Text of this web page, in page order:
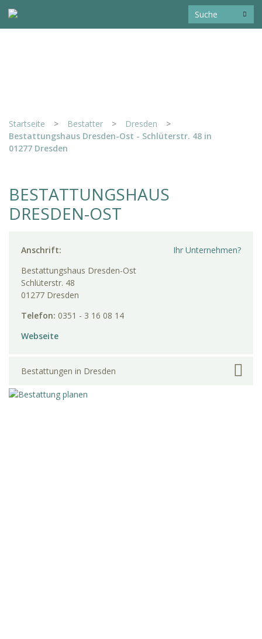
Startseite > Bestatter > Dresden
>
Bestattungshaus Dresden-Ost - Schlüterstr. 48 in
01277 Dresden
BESTATTUNGSHAUS
DRESDEN-OST
Ihr Unternehmen?
Anschrift:
Bestattungshaus Dresden-Ost
Schlüterstr. 48
01277 Dresden
Telefon: 0351 - 3 16 08 14
Webseite
Bestattungen in Dresden